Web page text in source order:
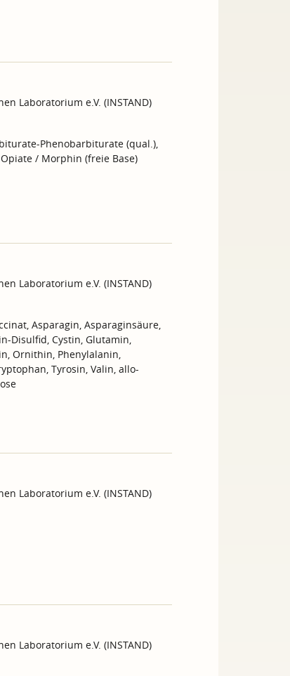
Laboratorium e.V. (INSTAND)
Phenobarbiturate (qual.),
/ Morphin (freie Base)
Laboratorium e.V. (INSTAND)
Asparagin, Asparaginsäure,
Disulfid, Cystin, Glutamin,
Ornithin, Phenylalanin,
Tyrosin, Valin, allo-
Laboratorium e.V. (INSTAND)
Laboratorium e.V. (INSTAND)